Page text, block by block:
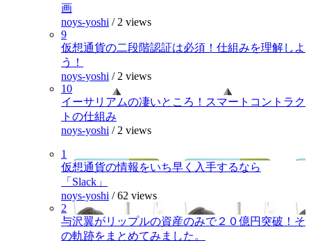
画
noys-yoshi / 2 views
9
仮想通貨の二段階認証は必須！仕組みを理解しよ
う！
noys-yoshi / 2 views
10
イーサリアムの凄いところ！スマートコントラク
トの仕組み
noys-yoshi / 2 views
1
仮想通貨の情報をいち早く入手するなら
「Slack」
noys-yoshi /62 views
2
与沢翼がリップルの資産のみで２０億円突破！そ
の軌跡をまとめてみました。